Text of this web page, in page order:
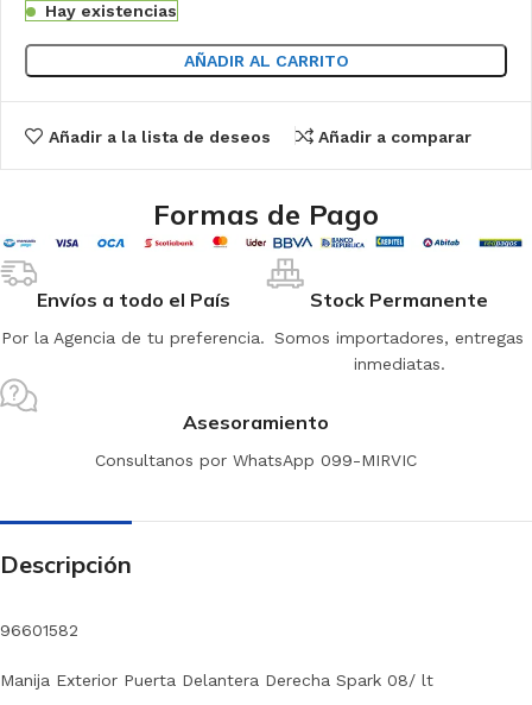
Hay existencias
AÑADIR AL CARRITO
Añadir a la lista de deseos Añadir a comparar
Formas de Pago
Envíos a todo el País
Por la Agencia de tu preferencia.
Stock Permanente
Somos importadores, entregas
inmediatas.
Asesoramiento
Consultanos por WhatsApp 099-MIRVIC
Descripción
96601582
Manija Exterior Puerta Delantera Derecha Spark 08/ lt